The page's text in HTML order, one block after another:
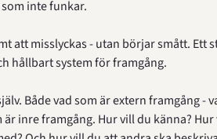
inte funkar.
att misslyckas - utan börjar smått. Ett
hållbart system för framgång.
Både vad som är extern framgång -
inre framgång. Hur vill du känna?